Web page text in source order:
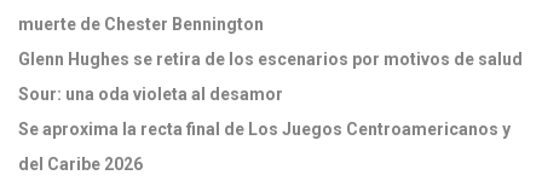
muerte de Chester Bennington
Glenn Hughes se retira de los escenarios por motivos de salud
Sour: una oda violeta al desamor
Se aproxima la recta final de Los Juegos Centroamericanos y
del Caribe 2026